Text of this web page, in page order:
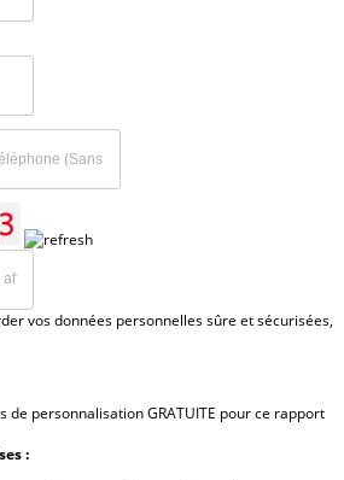
vos données personnelles sûre et sécurisées,
de personnalisation GRATUITE pour ce rapport
: